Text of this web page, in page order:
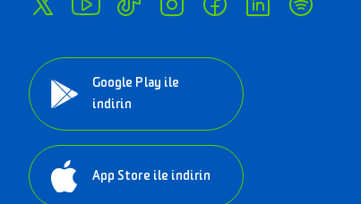
Google Play ile
indirin
App Store ile indirin